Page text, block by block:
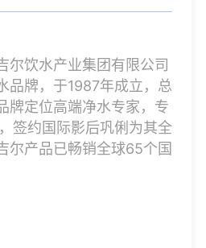
尔饮水产业集团有限公司
品牌，于1987年成立，总
牌定位高端净水专家，专
签约国际影后巩俐为其全
尔产品已畅销全球65个国